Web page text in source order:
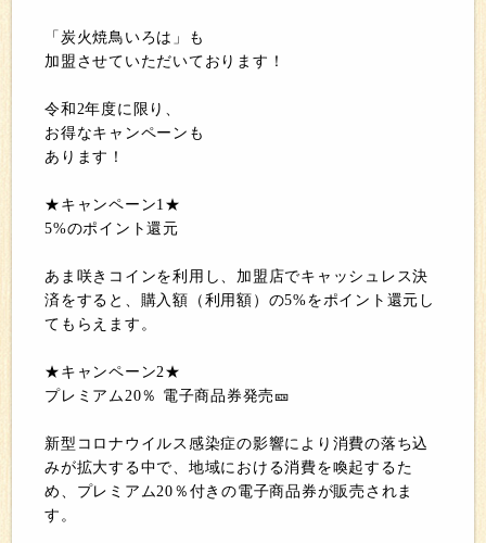
「炭火焼鳥いろは」も
加盟させていただいております！
令和2年度に限り、
お得なキャンペーンも
あります！
★キャンペーン1★
5%のポイント還元
あま咲きコインを利用し、加盟店でキャッシュレス決
済をすると、購入額（利用額）の5%をポイント還元し
てもらえます。
★キャンペーン2★
プレミアム20％ 電子商品券発売🎫
新型コロナウイルス感染症の影響により消費の落ち込
みが拡大する中で、地域における消費を喚起するた
め、プレミアム20％付きの電子商品券が販売されま
す。